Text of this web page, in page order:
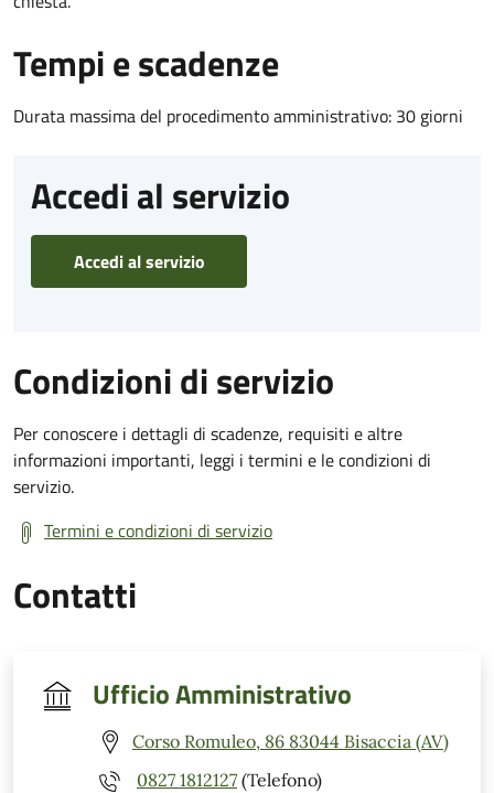
Tempi e scadenze
Durata massima del procedimento amministrativo: 30 giorni
Accedi al servizio
Accedi al servizio
Condizioni di servizio
Per conoscere i dettagli di scadenze, requisiti e altre
informazioni importanti, leggi i termini e le condizioni di
servizio.
Termini e condizioni di servizio
Contatti
Ufficio Amministrativo
Corso Romuleo, 86 83044 Bisaccia (AV)
0827 1812127 (Telefono)